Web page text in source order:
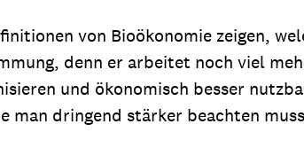
von Bioökonomie zeigen,
denn er arbeitet noch viel
und ökonomisch besser
man dringend stärker beachten